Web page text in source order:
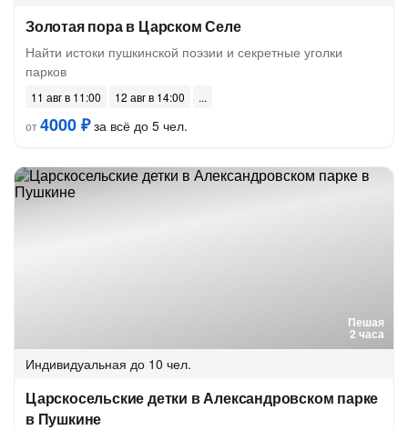
Золотая пора в Царском Селе
Найти истоки пушкинской поэзии и секретные уголки
парков
11 авг в 11:00
12 авг в 14:00
от4000 ₽за всё до 5 чел.
Пешая
2 часа
Индивидуальная до 10 чел.
Царскосельские детки в Александровском парке
в Пушкине